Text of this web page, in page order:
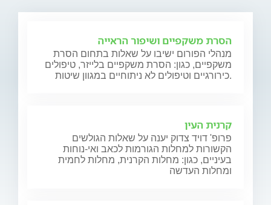
הסרת משקפיים ושיפור הראייה
מנהלי הפורום ישיבו על שאלות בתחום הסרת
משקפיים, כגון: הסרת משקפיים בלייזר, טיפולים
כירורגיים וטיפולים לא ניתוחיים במגוון שיטות.
קרנית העין
פרופ' דויד צדוק יענה על שאלות הגולשים
הקשורות למחלות הגורמות לכאב ואי-נוחות
בעיניים, כגון: מחלות הקרנית, מחלות לחמית
ומחלות העדשה